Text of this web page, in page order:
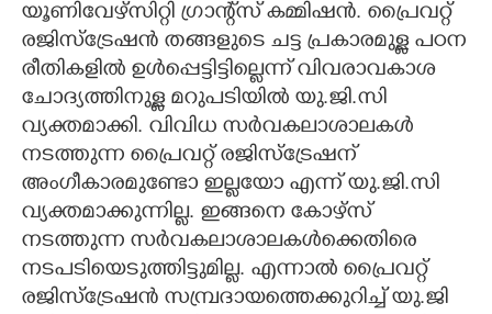
ZOOM
CONTACT US
യൂണിവേഴ്സിറ്റി ഗ്രാന്റ്സ് കമ്മിഷൻ. പ്രൈവറ്റ്
രജിസ്ട്രേഷൻ തങ്ങളുടെ ചട്ട പ്രകാരമുള്ള പഠന
രീതികളിൽ ഉൾപ്പെട്ടിട്ടില്ലെന്ന് വിവരാവകാശ
ചോദ്യത്തിനുള്ള മറുപടിയിൽ യു.ജി.സി
വ്യക്തമാക്കി. വിവിധ സർവകലാശാലകൾ
നടത്തുന്ന പ്രൈവറ്റ് രജിസ്ട്രേഷന്
അംഗീകാരമുണ്ടോ ഇല്ലയോ എന്ന് യു.ജി.സി
വ്യക്തമാക്കുന്നി​ല്ല. ഇങ്ങനെ കോഴ്സ്
നടത്തുന്ന സർവകലാശാലകൾക്കെതിരെ
നടപടിയെടുത്തി​ട്ടുമില്ല. എന്നാൽ പ്രൈവറ്റ്
രജിസ്ട്രേഷൻ സമ്പ്രദായത്തെക്കുറിച്ച് യു.ജി​